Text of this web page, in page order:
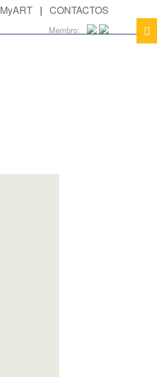
MyART | CONTACTOS
Membro: